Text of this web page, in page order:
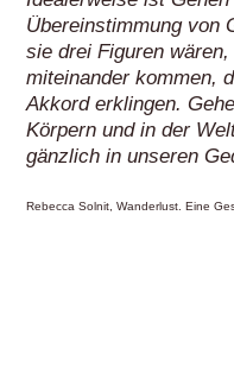
Übereinstimmung von
sie drei Figuren
miteinander kommen,
Akkord erklingen.
Körpern und in der
gänzlich in unseren
Rebecca Solnit, Wanderlust. Eine